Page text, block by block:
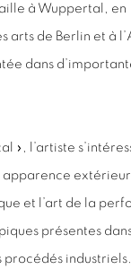
à Wuppertal, en
arts de Berlin et à
dans
», l’artiste
et l’art de la
présentes
procédés